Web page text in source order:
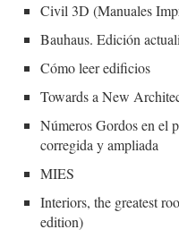
Civil 3D (Manuales
Bauhaus. Edición
Cómo leer edificios
Towards a New
Números Gordos en el
corregida y ampliada
MIES
Interiors, the greatest
edition)